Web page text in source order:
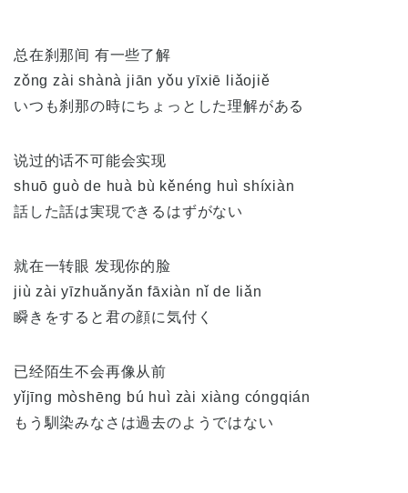
总在刹那间 有一些了解
zǒng zài shànà jiān yǒu yīxiē liǎojiě
いつも刹那の時にちょっとした理解がある
说过的话不可能会实现
shuō guò de huà bù kěnéng huì shíxiàn
話した話は実現できるはずがない
就在一转眼 发现你的脸
jiù zài yīzhuǎnyǎn fāxiàn nǐ de liǎn
瞬きをすると君の顔に気付く
已经陌生不会再像从前
yǐjīng mòshēng bú huì zài xiàng cóngqián
もう馴染みなさは過去のようではない